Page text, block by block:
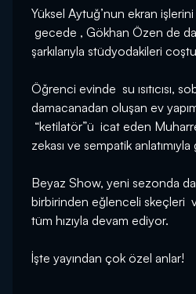
Yüksel Aytuğ’nun ekran
gecede , Gökhan Özen de
şarkılarıyla stüdyodakileri
Öğrenci evinde su ısıtıcısı,
damacanadan oluşan ev
“ketilatör”ü icat eden
zekası ve sempatik
Beyaz Show, yeni sezonda
birbirinden eğlenceli skeçleri
tüm hızıyla devam ediyor.
İşte yayından çok özel anlar!